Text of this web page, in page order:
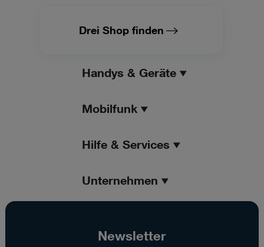
Drei Shop finden
Handys & Geräte
Mobilfunk
Hilfe & Services
Unternehmen
Newsletter